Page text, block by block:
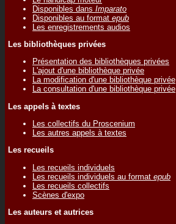
Disponibles dans Imparato
Disponibles au format epub
Les enregistrements audios
Les bibliothèques privées
Présentation des bibliothèques privées
L'ajout d'une bibliothèque privée
La modification d'une bibliothèque privée
La consultation d'une bibliothèque privée
Les appels à textes
Les collectifs du Proscenium
Les autres appels à textes
Les recueils
Les recueils individuels
Les recueils individuels au format epub
Les recueils collectifs
Scènes d'expo
Les auteurs et autrices